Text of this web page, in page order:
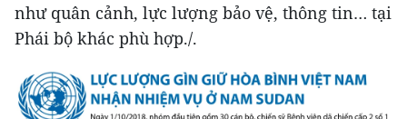
như quân cảnh, lực lượng bảo vệ, thông tin… tại
Phái bộ khác phù hợp./.